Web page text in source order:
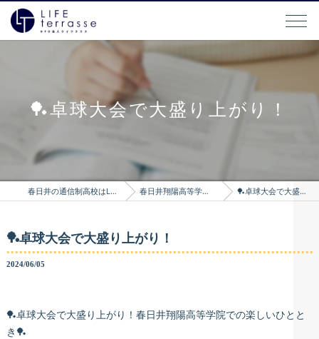
🏓卓球大会で大盛り上がり！
春日井の通信制高校はLIFEterrasse 春日井翔陽高等学院のブログ 🏓卓球大会で大盛り上がり！
🏓卓球大会で大盛り上がり！
2024/06/05
🏓卓球大会で大盛り上がり！春日井翔陽高等学院での楽しいひとと
き🏓